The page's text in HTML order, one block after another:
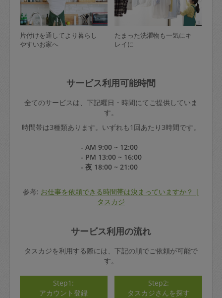
片付けを通してより暮らし
やすいお家へ
たまった洗濯物も一気にキ
レイに
サービス利用可能時間
全てのサービスは、下記曜日・時間にてご提供していま
す。
時間帯は3種類あります。いずれも1回あたり3時間です。
- AM 9:00 ~ 12:00
- PM 13:00 ~ 16:00
- 夜 18:00 ~ 21:00
参考: お仕事を依頼できる時間帯は決まっていますか？ |
タスカジ
サービス利用の流れ
タスカジを利用する際には、下記の順でご依頼が可能で
す。
Step1:
アカウント登録
Step2:
タスカジさんを探す